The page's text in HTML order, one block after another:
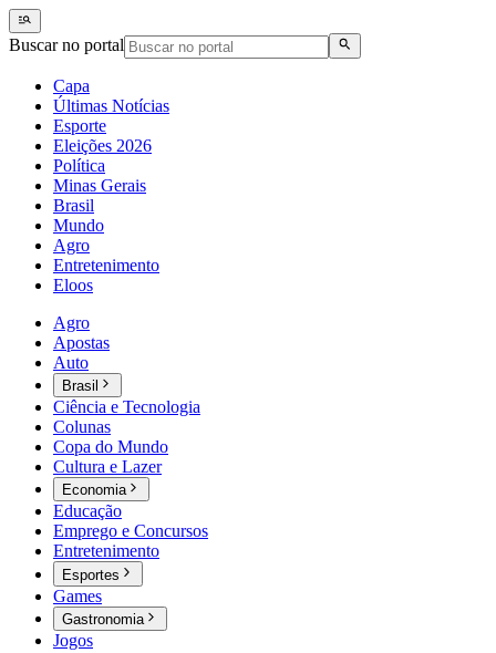
Buscar no portal
Capa
Últimas Notícias
Esporte
Eleições 2026
Política
Minas Gerais
Brasil
Mundo
Agro
Entretenimento
Eloos
Agro
Apostas
Auto
Brasil
Ciência e Tecnologia
Colunas
Copa do Mundo
Cultura e Lazer
Economia
Educação
Emprego e Concursos
Entretenimento
Esportes
Games
Gastronomia
Jogos